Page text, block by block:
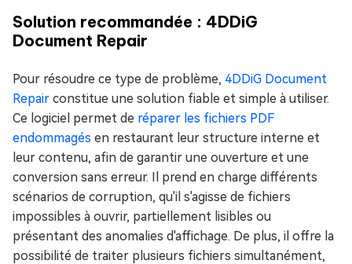
Solution recommandée : 4DDiG
Document Repair
Pour résoudre ce type de problème, 4DDiG Document
Repair constitue une solution fiable et simple à utiliser.
Ce logiciel permet de réparer les fichiers PDF
endommagés en restaurant leur structure interne et
leur contenu, afin de garantir une ouverture et une
conversion sans erreur. Il prend en charge différents
scénarios de corruption, qu'il s'agisse de fichiers
impossibles à ouvrir, partiellement lisibles ou
présentant des anomalies d'affichage. De plus, il offre la
possibilité de traiter plusieurs fichiers simultanément,